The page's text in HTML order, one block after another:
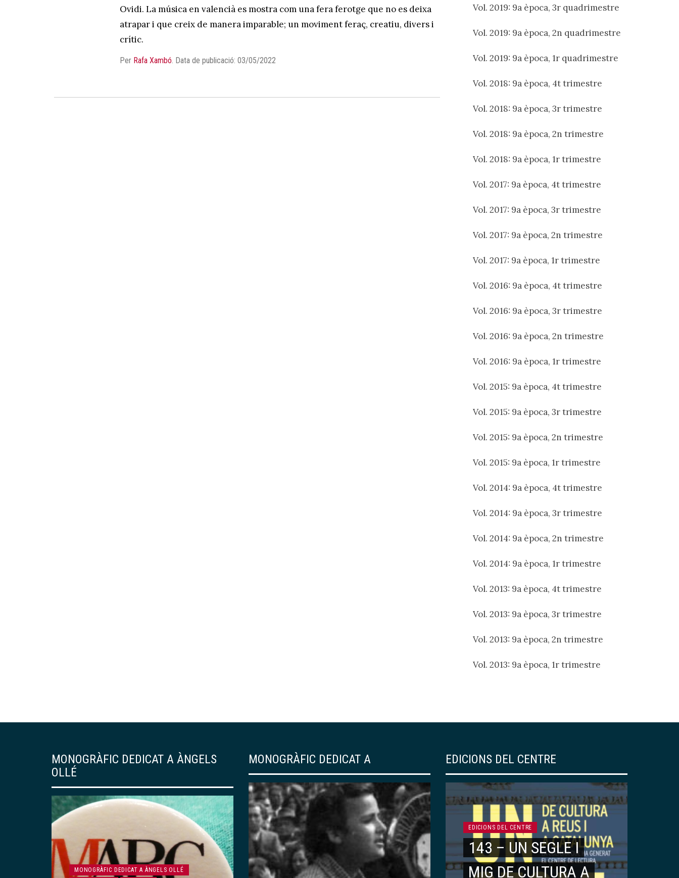
Ovidi. La música en valencià es mostra com una fera ferotge que no es deixa
atrapar i que creix de manera imparable; un moviment feraç, creatiu, divers i
crític.
Per Rafa Xambó Data de publicació: 03/05/2022
Vol. 2019: 9a època, 3r quadrimestre
Vol. 2019: 9a època, 2n quadrimestre
Vol. 2019: 9a època, 1r quadrimestre
Vol. 2018: 9a època, 4t trimestre
Vol. 2018: 9a època, 3r trimestre
Vol. 2018: 9a època, 2n trimestre
Vol. 2018: 9a època, 1r trimestre
Vol. 2017: 9a època, 4t trimestre
Vol. 2017: 9a època, 3r trimestre
Vol. 2017: 9a època, 2n trimestre
Vol. 2017: 9a època, 1r trimestre
Vol. 2016: 9a època, 4t trimestre
Vol. 2016: 9a època, 3r trimestre
Vol. 2016: 9a època, 2n trimestre
Vol. 2016: 9a època, 1r trimestre
Vol. 2015: 9a època, 4t trimestre
Vol. 2015: 9a època, 3r trimestre
Vol. 2015: 9a època, 2n trimestre
Vol. 2015: 9a època, 1r trimestre
Vol. 2014: 9a època, 4t trimestre
Vol. 2014: 9a època, 3r trimestre
Vol. 2014: 9a època, 2n trimestre
Vol. 2014: 9a època, 1r trimestre
Vol. 2013: 9a època, 4t trimestre
Vol. 2013: 9a època, 3r trimestre
Vol. 2013: 9a època, 2n trimestre
Vol. 2013: 9a època, 1r trimestre
MONOGRÀFIC DEDICAT A ÀNGELS
OLLÉ
MONOGRÀFIC DEDICAT A ÀNGELS OLLÉ
MONOGRÀFIC DEDICAT A EDICIONS DEL CENTRE
139 – «RESSÒ DE
JAPONISME». UN
RECORREGUT PER LA
COL·LECCIÓ DE
EDICIONS DEL CENTRE
143 – UN SEGLE I
MIG DE CULTURA A